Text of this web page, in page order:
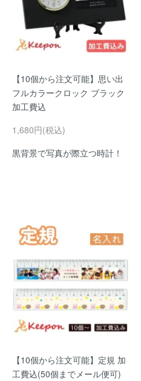
【10個から注文可能】思い出
フルカラークロック ブラック
加工費込
1,680円(税込)
黒背景で写真が際立つ時計！
【10個から注文可能】定規 加
工費込(50個までメール便可)